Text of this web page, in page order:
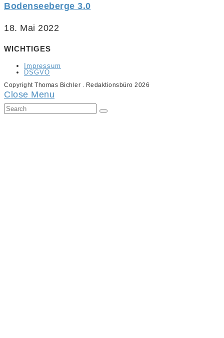
Bodenseeberge 3.0
18. Mai 2022
WICHTIGES
Impressum
DSGVO
Copyright Thomas Bichler . Redaktionsbüro 2026
Close Menu